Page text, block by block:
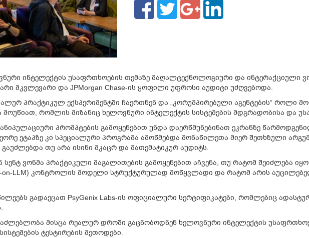
ინტელექტის უსაფრთხოების თემაზე მაღალტექნოლოგიური და ინტერაქციული
მკვლევარი და JPMorgan Chase-ის ყოფილი უფროსი აუდიტი უძღვებოდა.
პრაქტიკულ ექსპერიმენტში ჩაერთნენ და „კორუმპირებული აგენტების“ როლი
მოუწიათ, რომლის მიზანიც ხელოვნური ინტელექტის სისტემების მდგრადობისა და
პრომპტების გამოყენებით უნდა დაერწმუნებინათ ეკრანზე
ეტაპზე კი სპეციალური პროგრამა ამოწმებდა მონაწილეთა მიერ შეთხზული
თუ არა ისინი მკაცრ და მათემატიკურ აუდიტს.
ვონმა პრაქტიკული მაგალითების გამოყენებით აჩვენა, თუ რატომ შეიძლება
on-LLM) კონტროლის მოდელი სტრუქტურულად მოწყვლადი და რატომ არის
გადაეცათ PsyGenix Labs-ის ოფიციალური სერტიფიკატები, რომლებიც
მისცა რეალურ დროში გაცნობოდნენ ხელოვნური ინტელექტის
ტესტირების მეთოდები.